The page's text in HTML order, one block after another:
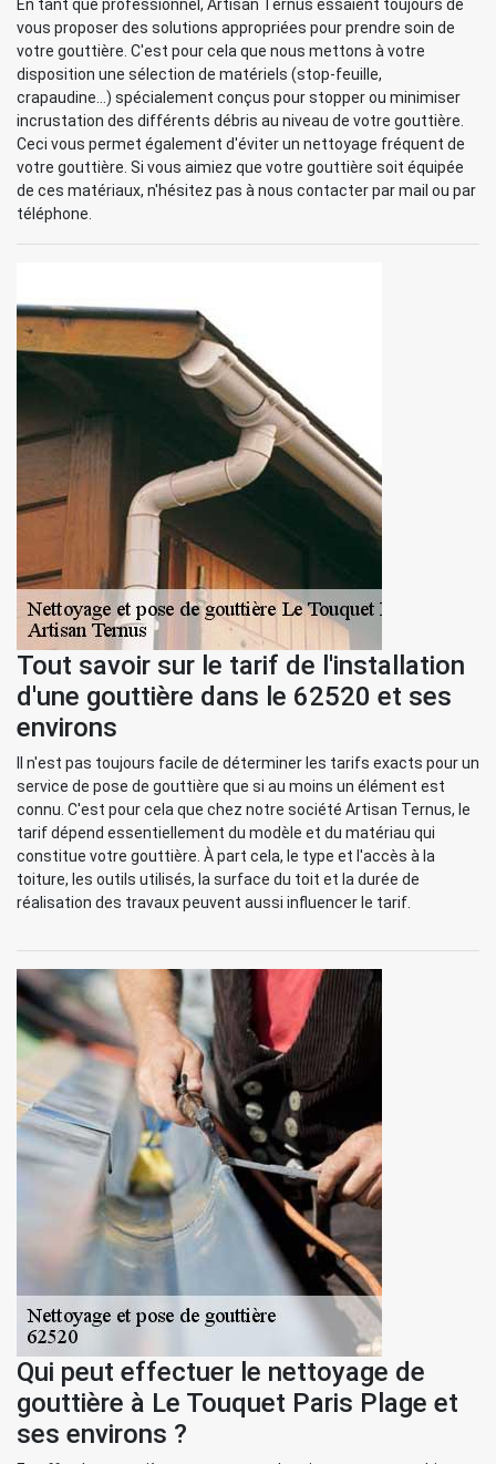
En tant que professionnel, Artisan Ternus essaient toujours de
vous proposer des solutions appropriées pour prendre soin de
votre gouttière. C'est pour cela que nous mettons à votre
disposition une sélection de matériels (stop-feuille,
crapaudine...) spécialement conçus pour stopper ou minimiser
incrustation des différents débris au niveau de votre gouttière.
Ceci vous permet également d'éviter un nettoyage fréquent de
votre gouttière. Si vous aimiez que votre gouttière soit équipée
de ces matériaux, n'hésitez pas à nous contacter par mail ou par
téléphone.
Tout savoir sur le tarif de l'installation
d'une gouttière dans le 62520 et ses
environs
Il n'est pas toujours facile de déterminer les tarifs exacts pour un
service de pose de gouttière que si au moins un élément est
connu. C'est pour cela que chez notre société Artisan Ternus, le
tarif dépend essentiellement du modèle et du matériau qui
constitue votre gouttière. À part cela, le type et l'accès à la
toiture, les outils utilisés, la surface du toit et la durée de
réalisation des travaux peuvent aussi influencer le tarif.
Qui peut effectuer le nettoyage de
gouttière à Le Touquet Paris Plage et
ses environs ?